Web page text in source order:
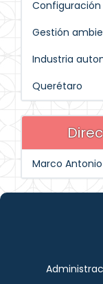
Configuración
Gestión
Industria
Querétaro
Marco